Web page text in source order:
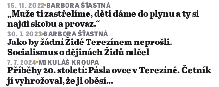
15. 11. 2022 BARBORA ŠŤASTNÁ
„Muže ti zastřelíme, děti dáme do plynu a ty si
najdi skobu a provaz.“
30. 7. 2023 BARBORA ŠŤASTNÁ
Jako by žádní Židé Terezínem neprošli.
Socialismus o dějinách Židů mlčel
7. 7. 2024 MIKULÁŠ KROUPA
Příběhy 20. století: Pásla ovce v Terezíně. Četník
jí vyhrožoval, že ji oběsí...